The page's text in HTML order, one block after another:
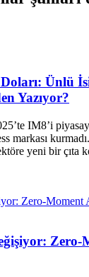
Ünlü
Yazıyor?
IM8’i
markası
yeni bir çıta
Zero-